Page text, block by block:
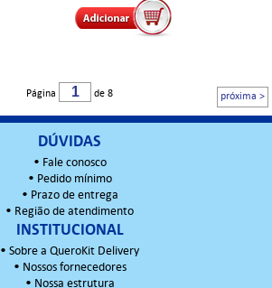
Página de 8 próxima >
DÚVIDAS
• Fale conosco
• Pedido mínimo
• Prazo de entrega
• Região de atendimento
INSTITUCIONAL
• Sobre a QueroKit Delivery
• Nossos fornecedores
• Nossa estrutura